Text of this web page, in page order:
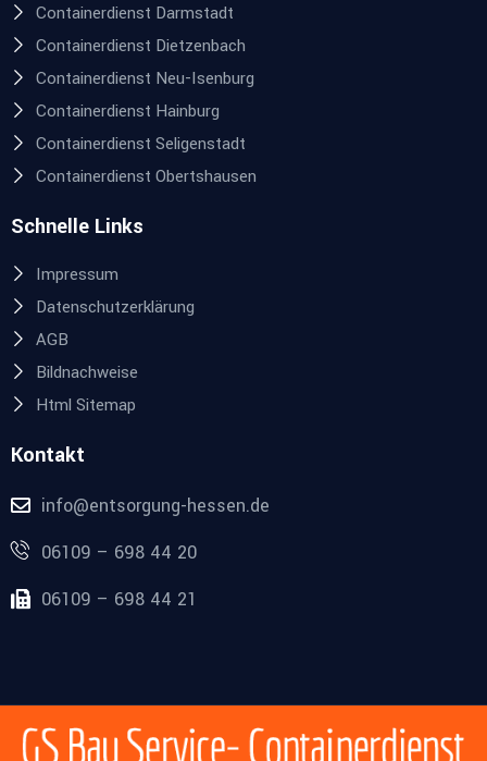
Containerdienst Darmstadt
Containerdienst Dietzenbach
Containerdienst Neu-Isenburg
Containerdienst Hainburg
Containerdienst Seligenstadt
Containerdienst Obertshausen
Schnelle Links
Impressum
Datenschutzerklärung
AGB
Bildnachweise
Html Sitemap
Kontakt
info@entsorgung-hessen.de
06109 – 698 44 20
06109 – 698 44 21